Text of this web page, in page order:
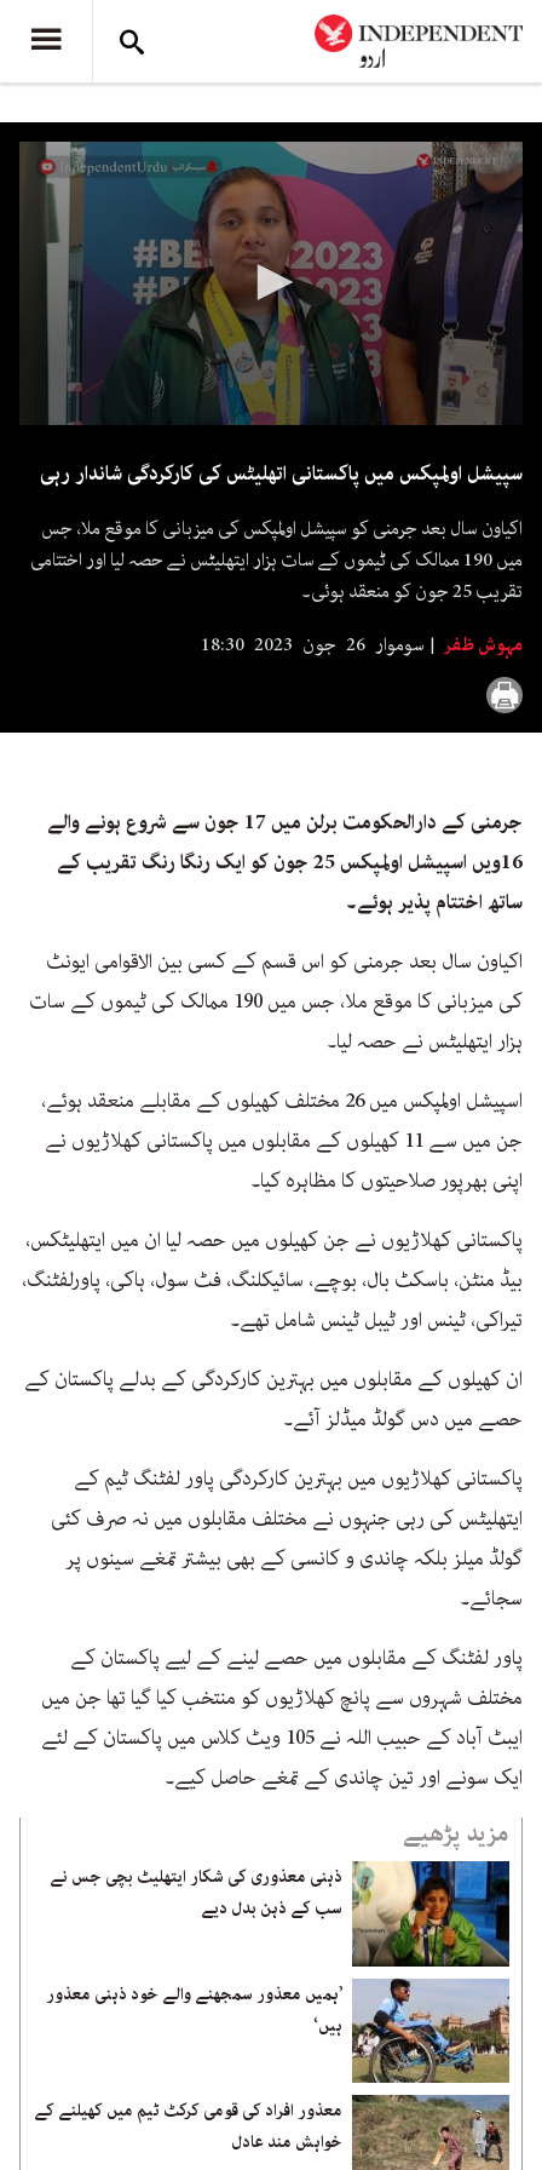
seconds
سپیشل اولمپکس میں پاکستانی اتھلیٹس کی کارکردگی شاندار رہی
اکیاون سال بعد جرمنی کو سپیشل اولمپکس کی میزبانی کا موقع ملا، جس
میں 190 ممالک کی ٹیموں کے سات ہزار ایتھلیٹس نے حصہ لیا اور اختتامی
تقریب 25 جون کو منعقد ہوئی۔
مہوش ظفر
سوموار 26 جون 2023 18:30
جرمنی کے دارالحکومت برلن میں 17 جون سے شروع ہونے والے
16ویں اسپیشل اولمپکس 25 جون کو ایک رنگا رنگ تقریب کے
ساتھ اختتام پذیر ہوئے۔
اکیاون سال بعد جرمنی کو اس قسم کے کسی بین الاقوامی ایونٹ
کی میزبانی کا موقع ملا، جس میں 190 ممالک کی ٹیموں کے سات
ہزار ایتھلیٹس نے حصہ لیا۔
اسپیشل اولمپکس میں 26 مختلف کھیلوں کے مقابلے منعقد ہوئے،
جن میں سے 11 کھیلوں کے مقابلوں میں پاکستانی کھلاڑیوں نے
اپنی بھرپور صلاحیتوں کا مظاہرہ کیا۔
پاکستانی کھلاڑیوں نے جن کھیلوں میں حصہ لیا ان میں ایتھلیٹکس،
بیڈ منٹن، باسکٹ بال، بوچے، سائیکلنگ، فٹ سول، ہاکی، پاورلفٹنگ،
تیراکی، ٹینس اور ٹیبل ٹینس شامل تھے۔
ان کھیلوں کے مقابلوں میں بہترین کارکردگی کے بدلے پاکستان کے
حصے میں دس گولڈ میڈلز آئے۔
پاکستانی کھلاڑیوں میں بہترین کارکردگی پاور لفٹنگ ٹیم کے
ایتھلیٹس کی رہی جنہوں نے مختلف مقابلوں میں نہ صرف کئی
گولڈ میلز بلکہ چاندی و کانسی کے بھی بیشتر تمغے سینوں پر
سجائے۔
پاور لفٹنگ کے مقابلوں میں حصے لینے کے لیے پاکستان کے
مختلف شہروں سے پانچ کھلاڑیوں کو منتخب کیا گیا تھا جن میں
ایبٹ آباد کے حبیب اللہ نے 105 ویٹ کلاس میں پاکستان کے لئے
ایک سونے اور تین چاندی کے تمغے حاصل کیے۔
مزید پڑھیے
ذہنی معذوری کی شکار ایتھلیٹ بچی جس نے
سب کے ذہن بدل دیے
’ہمیں معذور سمجھنے والے خود ذہنی معذور
ہیں‘
معذور افراد کی قومی کرکٹ ٹیم میں کھیلنے کے
خواہش مند عادل